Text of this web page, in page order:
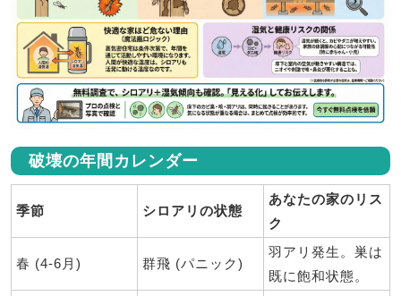
破壊の年間カレンダー
季節 シロアリの状態
あなたの家のリス
ク
春 (4-6月) 群飛 (パニック)
羽アリ発生。巣は
既に飽和状態。